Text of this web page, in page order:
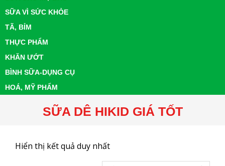
SỮA VÌ SỨC KHỎE
TÃ, BỈM
THỰC PHẨM
KHĂN ƯỚT
BÌNH SỮA-DỤNG CỤ
HOÁ, MỸ PHẨM
SỮA DÊ HIKID GIÁ TỐT
Hiển thị kết quả duy nhất